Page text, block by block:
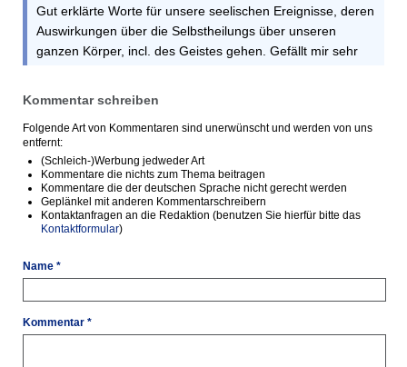
Gut erklärte Worte für unsere seelischen Ereignisse, deren
Auswirkungen über die Selbstheilungs über unseren
ganzen Körper, incl. des Geistes gehen. Gefällt mir sehr
Kommentar schreiben
Folgende Art von Kommentaren sind unerwünscht und werden von uns
entfernt:
(Schleich-)Werbung jedweder Art
Kommentare die nichts zum Thema beitragen
Kommentare die der deutschen Sprache nicht gerecht werden
Geplänkel mit anderen Kommentarschreibern
Kontaktanfragen an die Redaktion (benutzen Sie hierfür bitte das
Kontaktformular)
Name *
Kommentar *